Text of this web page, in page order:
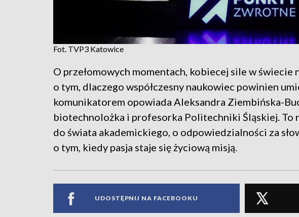
Fot. TVP3 Katowice
O przełomowych momentach, kobiecej sile w świecie
o tym, dlaczego współczesny naukowiec powinien
komunikatorem opowiada Aleksandra Ziembińska-
biotechnolożka i profesorka Politechniki Śląskiej. To
do świata akademickiego, o odpowiedzialności za
o tym, kiedy pasja staje się życiową misją.
UDOSTĘPNIJ NA FACEBOOKU